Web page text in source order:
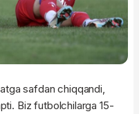
safdan chiqqandi,
Biz futbolchilarga 15-